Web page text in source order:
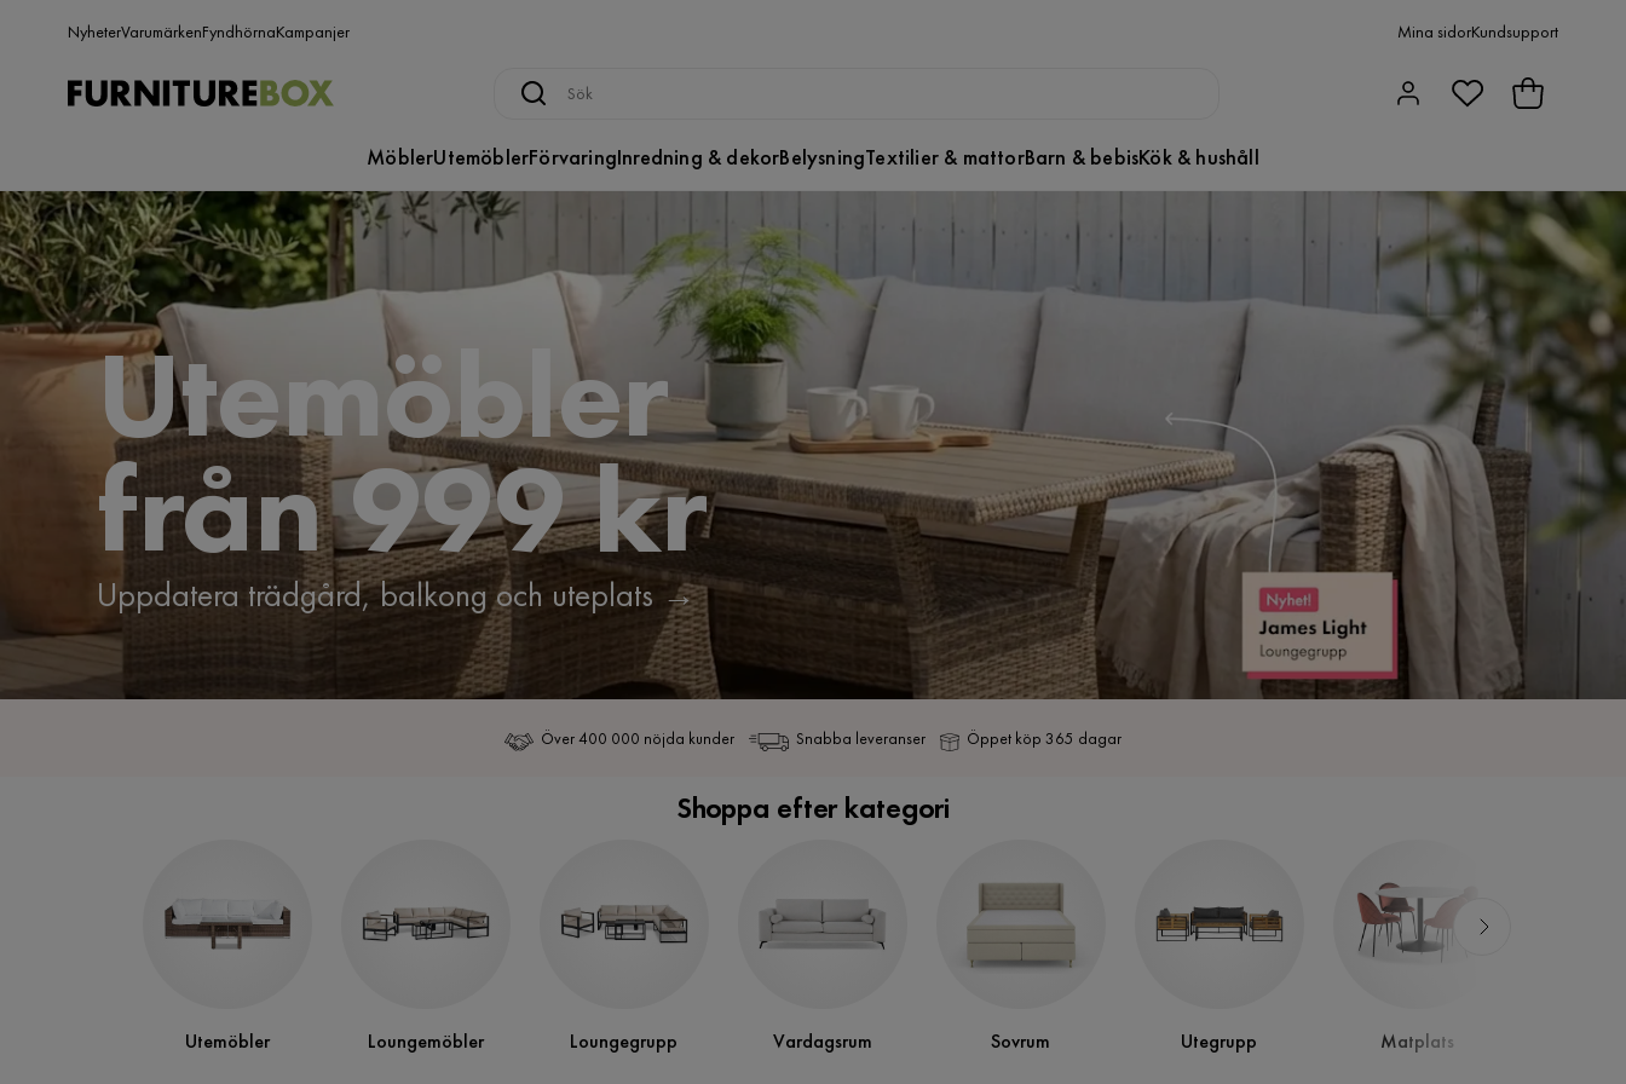
NyheterVarumärkenFyndhörnaKampanjer Mina sidorKundsupport
MöblerUtemöblerFörvaringInredning & dekorBelysningTextilier & mattorBarn & bebisKök & hushåll
Utemöbler
från 999 kr
Uppdatera trädgård, balkong och uteplats →
Över 400 000 nöjda kunder Snabba leveranser Öppet köp 365 dagar
Shoppa efter kategori
Utemöbler Loungemöbler Loungegrupp Vardagsrum Sovrum Utegrupp Matplats